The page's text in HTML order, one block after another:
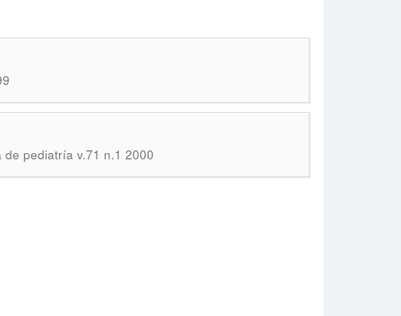
de pediatría v.71 n.1 2000